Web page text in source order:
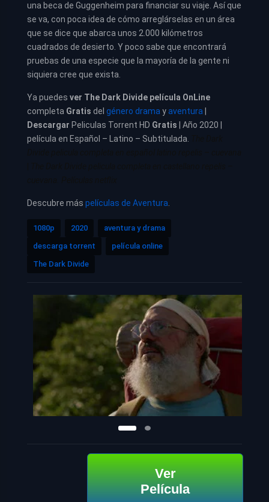
una beca de Guggenheim para financiar su viaje. Así que
se va, con poca idea de cómo arreglárselas en un área
que se dice que abarca unos 2.000 kilómetros
cuadrados de desierto. Y poco sabe que encontrará
pruebas de una especie que la mayoría de la gente ni
siquiera cree que exista.
Ya puedes ver The Dark Divide película OnLine
completa Gratis del género drama yaventura
Descargar Peliculas Torrent HD Gratis | Año 2020 |
película en Español – Latino – Subtitulada.
Descubre más películas de Aventura
1080p 2020
aventura y drama
descarga torrent
película online
The Dark Divide
Ver
Película